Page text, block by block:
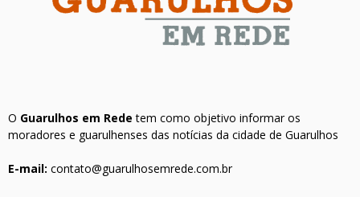
O Guarulhos em Rede tem como objetivo informar os
moradores e guarulhenses das notícias da cidade de Guarulhos
E-mail: contato@guarulhosemrede.com.br